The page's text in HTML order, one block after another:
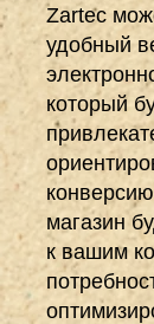
Zartec
удобный
который
магазин
к вашим